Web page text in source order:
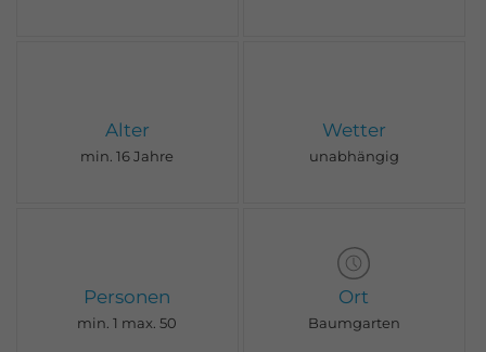
Alter
min. 16 Jahre
Wetter
unabhängig
Personen
min. 1 max. 50
Ort
Baumgarten